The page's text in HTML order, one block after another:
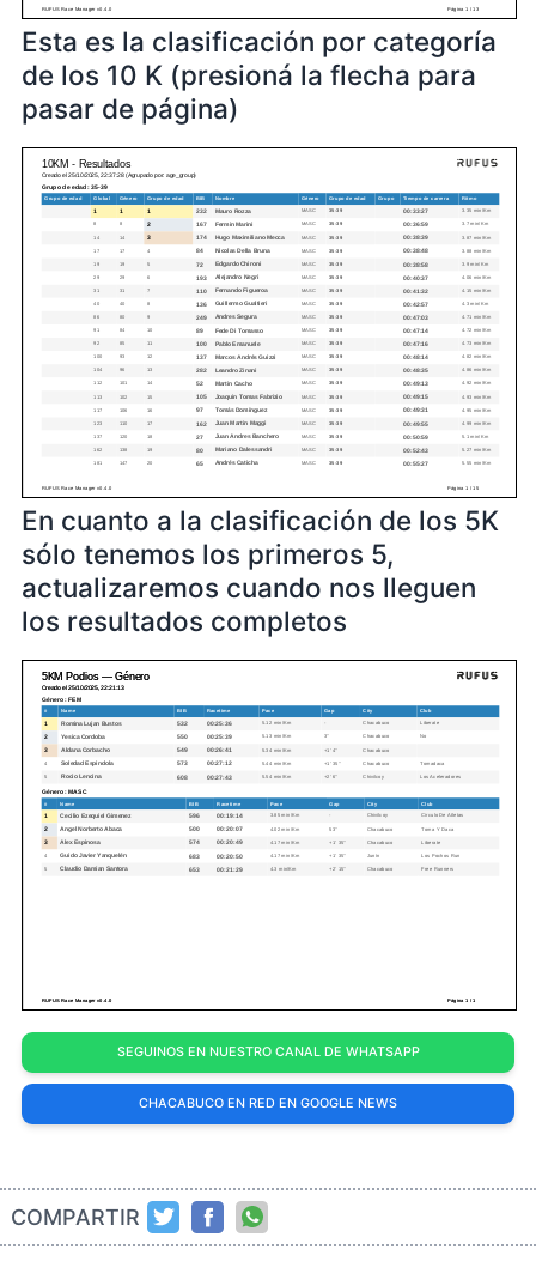
Esta es la clasificación por categoría
de los 10 K (presioná la flecha para
pasar de página)
En cuanto a la clasificación de los 5K
sólo tenemos los primeros 5,
actualizaremos cuando nos lleguen
los resultados completos
SEGUINOS EN NUESTRO CANAL DE WHATSAPP
CHACABUCO EN RED EN GOOGLE NEWS
COMPARTIR